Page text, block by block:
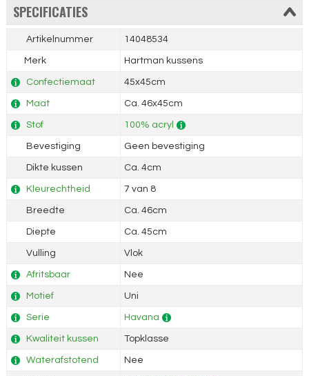
SPECIFICATIES
Artikelnummer 14048534
Merk Hartman kussens
Confectiemaat 45x45cm
Maat Ca. 46x45cm
Stof 100% acryl
Bevestiging Geen bevestiging
Dikte kussen Ca. 4cm
Kleurechtheid 7 van 8
Breedte Ca. 46cm
Diepte Ca. 45cm
Vulling Vlok
Afritsbaar Nee
Motief Uni
Serie Havana
Kwaliteit kussen Topklasse
Waterafstotend Nee